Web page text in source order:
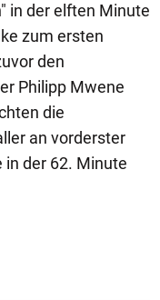
in der elften Minute
zum ersten
den
Philipp Mwene
die
an vorderster
in der 62. Minute